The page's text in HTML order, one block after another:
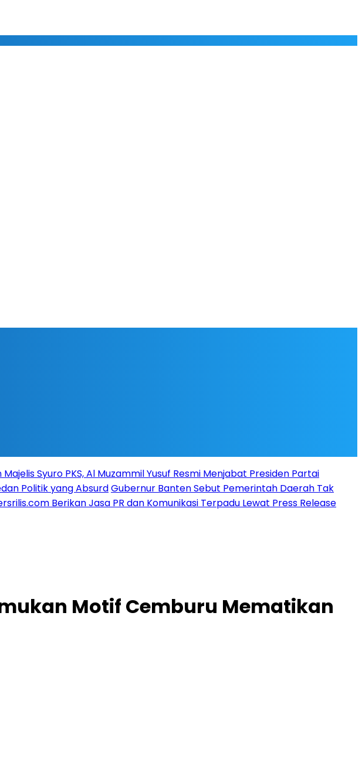
Syuro PKS, Al Muzammil Yusuf Resmi Menjabat Presiden Partai
Politik yang AbsurdGubernur Banten Sebut Pemerintah Daerah Tak
Berikan Jasa PR dan Komunikasi Terpadu Lewat Press Release
Motif Cemburu Mematikan